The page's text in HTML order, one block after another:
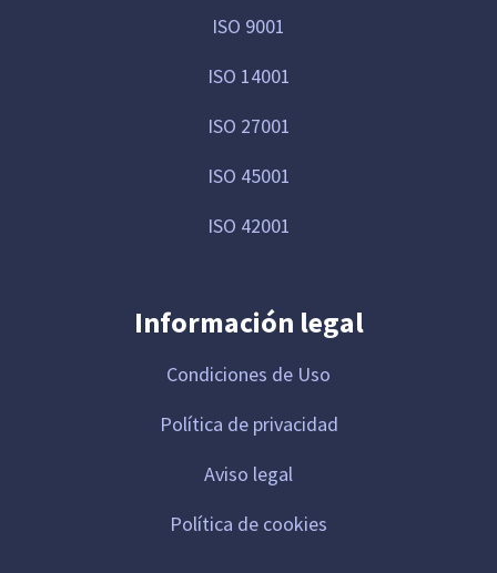
ISO 9001
ISO 14001
ISO 27001
ISO 45001
ISO 42001
Información legal
Condiciones de Uso
Política de privacidad
Aviso legal
Política de cookies